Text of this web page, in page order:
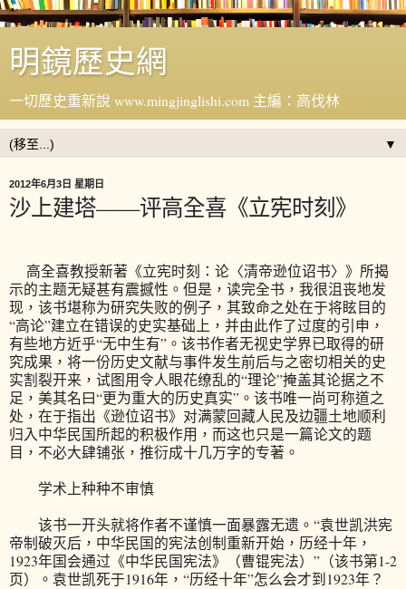
明鏡歷史網
一切歷史重新說 www.mingjinglishi.com 主編：高伐林
▼
2012年6月3日 星期日
沙上建塔——评高全喜《立宪时刻》
高全喜教授新著《立宪时刻：论〈清帝逊位诏书〉》所揭
示的主题无疑甚有震撼性。但是，读完全书，我很沮丧地发
现，该书堪称为研究失败的例子，其致命之处在于将眩目的
“高论”建立在错误的史实基础上，并由此作了过度的引申，
有些地方近乎“无中生有”。该书作者无视史学界已取得的研
究成果，将一份历史文献与事件发生前后与之密切相关的史
实割裂开来，试图用令人眼花缭乱的“理论”掩盖其论据之不
足，美其名曰“更为重大的历史真实”。该书唯一尚可称道之
处，在于指出《逊位诏书》对满蒙回藏人民及边疆土地顺利
归入中华民国所起的积极作用，而这也只是一篇论文的题
目，不必大肆铺张，推衍成十几万字的专著。
学术上种种不审慎
该书一开头就将作者不谨慎一面暴露无遗。“袁世凯洪宪
帝制破灭后，中华民国的宪法创制重新开始，历经十年，
1923年国会通过《中华民国宪法》（曹锟宪法）”（该书第1-2
页）。袁世凯死于1916年，“历经十年”怎么会才到1923年？